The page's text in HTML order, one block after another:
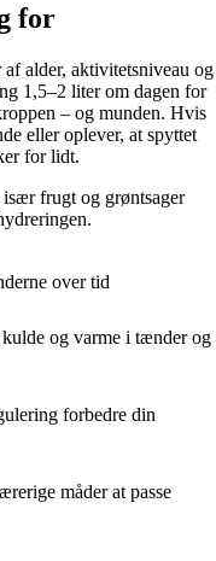
for
alder, aktivitetsniveau og
1,5–2 liter om dagen for
– og munden. Hvis
eller oplever, at spyttet
for lidt.
frugt og grøntsager
over tid
og varme i tænder og
forbedre din
måder at passe